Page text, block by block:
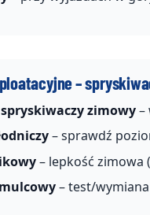
–
spryskiwaczy zimowy–
– sprawdź
– lepkość zimowa
– test/